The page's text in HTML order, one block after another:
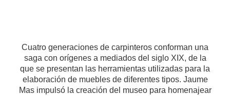
Cuatro generaciones de carpinteros conforman una
saga con orígenes a mediados del siglo XIX, de la
que se presentan las herramientas utilizadas para la
elaboración de muebles de diferentes tipos. Jaume
Mas impulsó la creación del museo para homenajear